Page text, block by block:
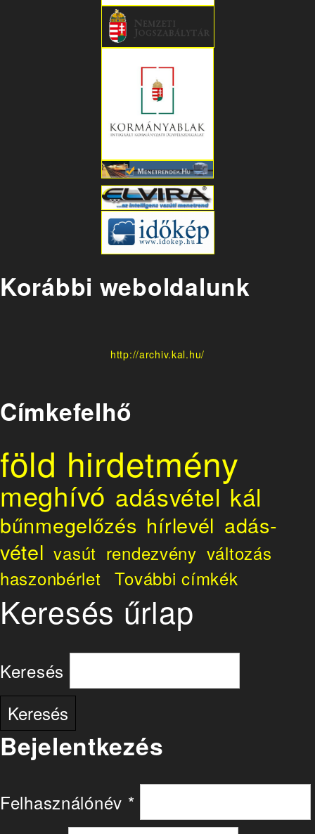
Korábbi weboldalunk
http://archiv.kal.hu/
Címkefelhő
föld hirdetmény
meghívó adásvétel kál
bűnmegelőzés hírlevél adás-
vétel vasút rendezvény változás
haszonbérlet
További címkék
Keresés űrlap
Keresés
Bejelentkezés
Felhasználónév *